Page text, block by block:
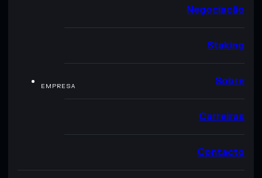
Negociação
Staking
EMPRESA Sobre
Carreiras
Contacto